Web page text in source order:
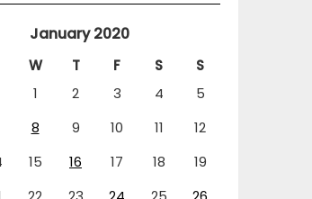
January 2020
W T F S
S
1
2 3 4
5
8 9 10 11
12
15 16 17 18
19